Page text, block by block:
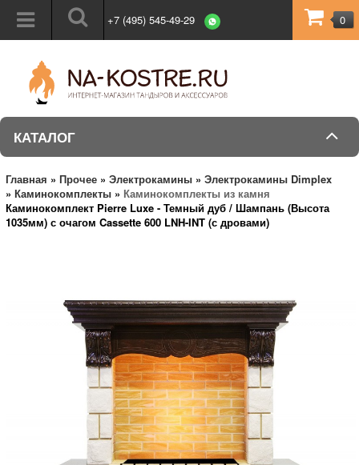
+7 (495) 545-49-29 0
КАТАЛОГ
Главная » Прочее » Электрокамины » Электрокамины Dimplex
» Каминокомплекты » Каминокомплекты из камня
Каминокомплект Pierre Luxe - Темный дуб / Шампань (Высота
1035мм) с очагом Cassette 600 LNH-INT (с дровами)